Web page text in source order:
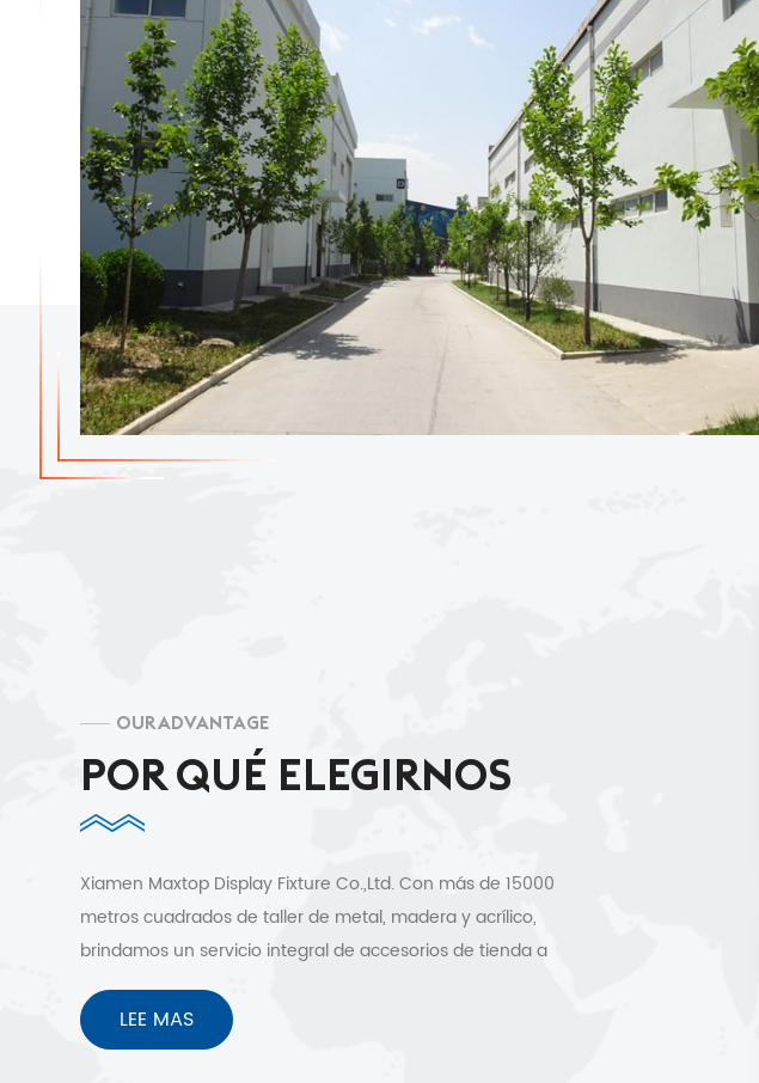
OUR ADVANTAGE
POR QUÉ ELEGIRNOS
Xiamen Maxtop Display Fixture Co.,Ltd. Con más de 15000
metros cuadrados de taller de metal, madera y acrílico,
brindamos un servicio integral de accesorios de tienda a
clientes en más de 30 países. Diseño 3D gratuito, envío
rápido y sin preocupaciones después de los servicios de
venta.
LEE MAS